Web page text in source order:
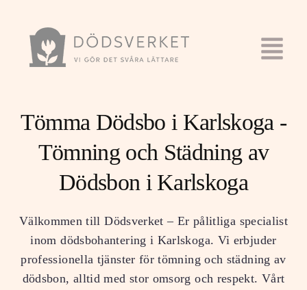
Tömma Dödsbo i Karlskoga -
Tömning och Städning av
Dödsbon i Karlskoga
Välkommen till Dödsverket – Er pålitliga specialist
inom dödsbohantering i Karlskoga. Vi erbjuder
professionella tjänster för tömning och städning av
dödsbon, alltid med stor omsorg och respekt. Vårt